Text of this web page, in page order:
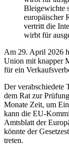
Bleigewichte
europäischer
vertritt die
wirbt für
Am 29. April 2026
Union mit knapper
für ein
Der verabschiedete
dem Rat zur
Monate Zeit, um
kann die EU-
Amtsblatt der
könnte der
treten.